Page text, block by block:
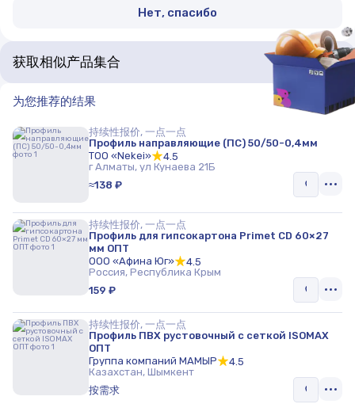
Нет, спасибо
获取相似产品集合
为您推荐的结果
持续性报价, 一点一点
Профиль направляющие (ПС) 50/50-0,4мм
ТОО «Nekei»
4.5
г Алматы, ул Кунаева 21Б
≈138 ₽
持续性报价, 一点一点
Профиль для гипсокартона Primet CD 60×27
мм ОПТ
ООО «Афина Юг»
4.5
Россия, Республика Крым
159 ₽
持续性报价, 一点一点
Профиль ПВХ рустовочный с сеткой ISOMAX
ОПТ
Группа компаний МАМЫР
4.5
Казахстан, Шымкент
按需求